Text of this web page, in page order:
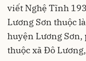
viết Nghệ Tĩnh
Lương Sơn thuộc
huyện Lương
thuộc xã Đô